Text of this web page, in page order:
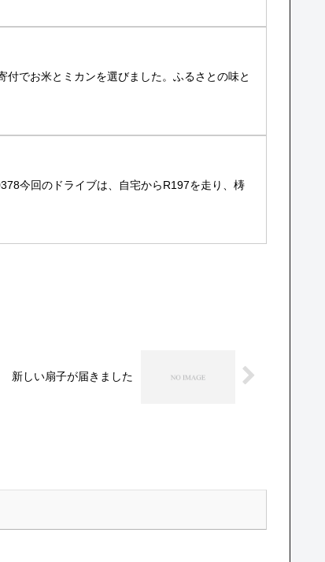
でお米とミカンを選びました。ふるさとの味と
今回のドライブは、自宅からR197を走り、梼
新しい扇子が届きました